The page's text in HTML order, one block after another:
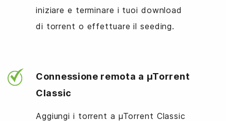
iniziare e terminare i tuoi download
di torrent o effettuare il seeding.
Connessione remota a µTorrent
Classic
Aggiungi i torrent a µTorrent Classic